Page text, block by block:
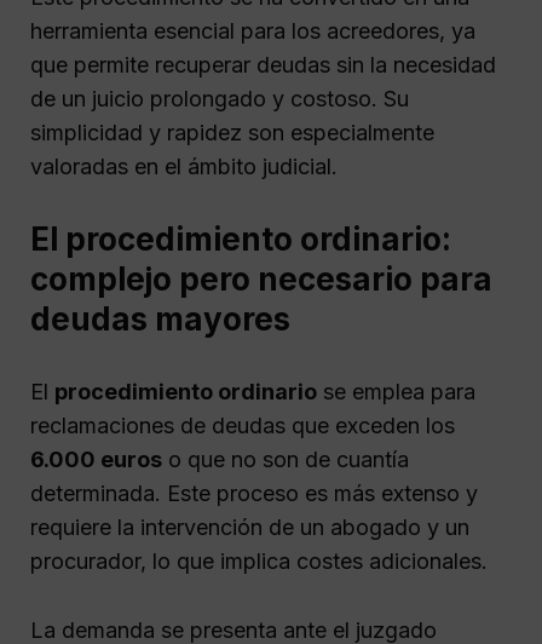
herramienta esencial para los acreedores, ya
que permite recuperar deudas sin la necesidad
de un juicio prolongado y costoso. Su
simplicidad y rapidez son especialmente
valoradas en el ámbito judicial.
El procedimiento ordinario:
complejo pero necesario para
deudas mayores
El procedimiento ordinario se emplea para
reclamaciones de deudas que exceden los
6.000 euros o que no son de cuantía
determinada. Este proceso es más extenso y
requiere la intervención de un abogado y un
procurador, lo que implica costes adicionales.
La demanda se presenta ante el juzgado